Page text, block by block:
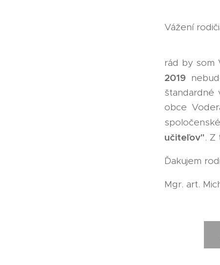
Vážení
rád by som
2019
štandardné
obce
učiteľov". Z
Ďakujem
Mgr. art.